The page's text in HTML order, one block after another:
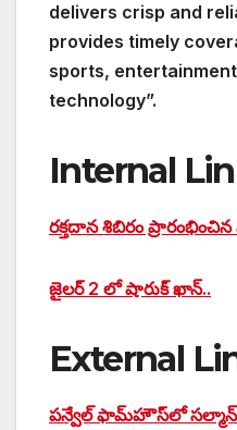
delivers crisp and
provides timely
sports,
technology”.
Internal
రక్తదాన శిబిరం
జైలర్ 2 లో షారుక్ ఖాన్..
External
పన్వేల్ ఫామ్‌హౌస్‌లో సల్మాన్